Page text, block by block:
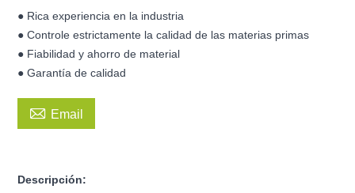
● Rica experiencia en la industria
● Controle estrictamente la calidad de las materias primas
● Fiabilidad y ahorro de material
● Garantía de calidad
 Email
Descripción: